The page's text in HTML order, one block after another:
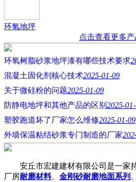
环氧地坪
点击查看更多产
环氧树脂砂浆地坪漆有哪些技术要求
混凝土固化剂核心技术2025-01-09
关于微硅粉的问题2025-01-09
防静电地坪和其他产品的区别 2025-
塑胶跑道坏了厂家怎么维修2025-01-09
外墙保温粘结砂浆专门制造的厂家
安丘市宏建建材有限公司是一家
厂房耐磨材料、 金刚砂耐磨地面系列